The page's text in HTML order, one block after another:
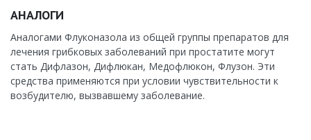
АНАЛОГИ
Аналогами Флуконазола из общей группы препаратов для
лечения грибковых заболеваний при простатите могут
стать Дифлазон, Дифлюкан, Медофлюкон, Флузон. Эти
средства применяются при условии чувствительности к
возбудителю, вызвавшему заболевание.